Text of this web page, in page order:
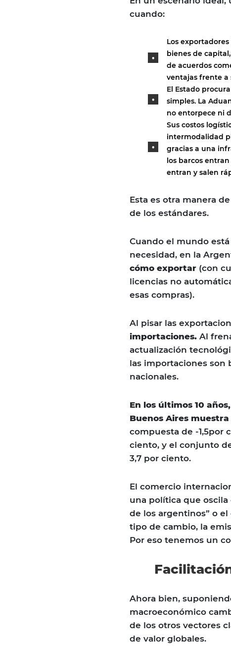
cuando:
Los
bienes de
de acuerdos
ventajas frente a
El Estado
simples. La
no entorpece ni
Sus costos
intermodalidad
gracias a una
los barcos
entran y salen
Esta es otra manera
de los estándares.
Cuando el mundo
necesidad, en la
cómo exportar (con
licencias no
esas compras).
Al pisar las
importaciones. Al
actualización
las importaciones son
nacionales.
En los últimos 10
Buenos Aires
compuesta de -1,5por
ciento, y el conjunto
3,7 por ciento.
El comercio
una política que
de los argentinos” o
tipo de cambio, la
Por eso tenemos un
Ahora bien,
macroeconómico
de los otros vectores
de valor globales.